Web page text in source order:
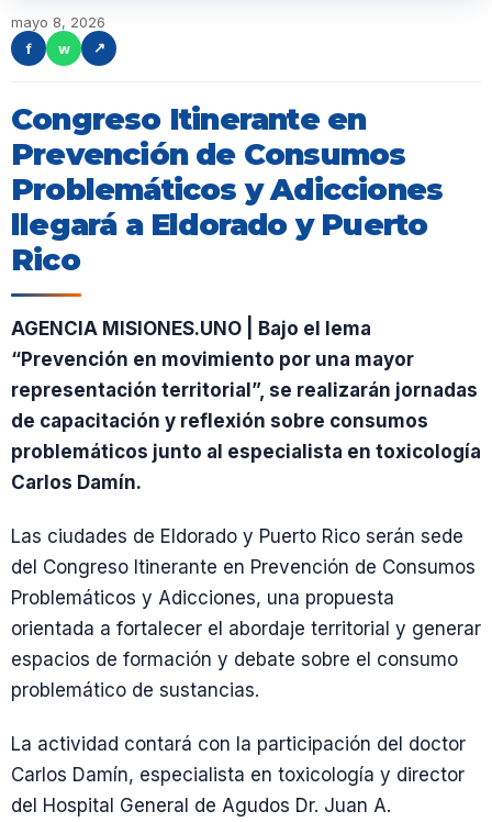
mayo 8, 2026
f
w ↗
Congreso Itinerante en
Prevención de Consumos
Problemáticos y Adicciones
llegará a Eldorado y Puerto
Rico
AGENCIA MISIONES.UNO | Bajo el lema
“Prevención en movimiento por una mayor
representación territorial”, se realizarán jornadas
de capacitación y reflexión sobre consumos
problemáticos junto al especialista en toxicología
Carlos Damín.
Las ciudades de Eldorado y Puerto Rico serán sede
del Congreso Itinerante en Prevención de Consumos
Problemáticos y Adicciones, una propuesta
orientada a fortalecer el abordaje territorial y generar
espacios de formación y debate sobre el consumo
problemático de sustancias.
La actividad contará con la participación del doctor
Carlos Damín, especialista en toxicología y director
del Hospital General de Agudos Dr. Juan A.